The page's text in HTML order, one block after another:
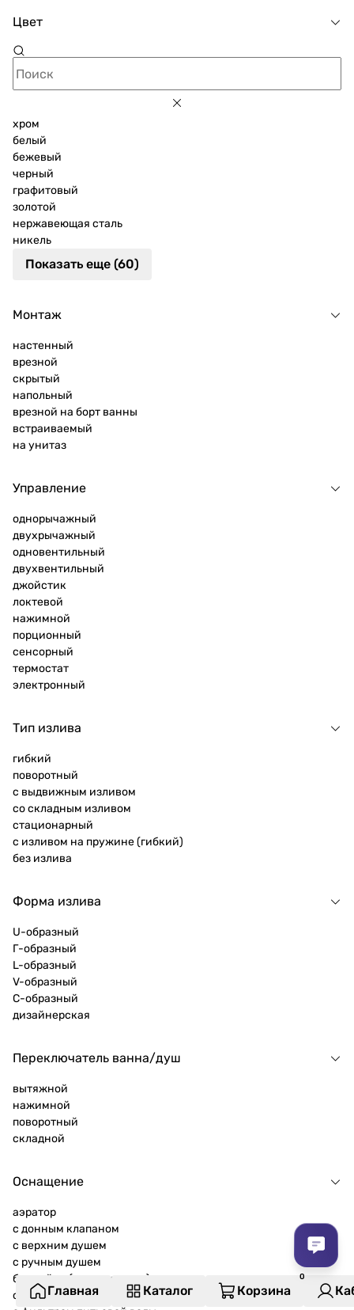
Цвет
хром
белый
бежевый
черный
графитовый
золотой
нержавеющая сталь
никель
Показать еще (60)
Монтаж
настенный
врезной
скрытый
напольный
врезной на борт ванны
встраиваемый
на унитаз
Управление
однорычажный
двухрычажный
одновентильный
двухвентильный
джойстик
локтевой
нажимной
порционный
сенсорный
термостат
электронный
Тип излива
гибкий
поворотный
с выдвижным изливом
со складным изливом
стационарный
с изливом на пружине (гибкий)
без излива
Форма излива
U-образный
Г-образный
L-образный
V-образный
C-образный
дизайнерская
Переключатель ванна/душ
вытяжной
нажимной
поворотный
складной
Оснащение
аэратор
с донным клапаном
с верхним душем
с ручным душем
без лейки (ручного душа)
с гигиеническим душем
Главная Каталог Корзина